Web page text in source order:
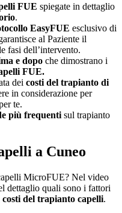
FUE spiegate in dettaglio
.
EasyFUE esclusivo di
al Paziente il
fasi dell’intervento.
e dopo che dimostrano i
FUE.
dei costi del trapianto di
in considerazione per
te.
più frequenti sul trapianto
a Cuneo
MicroFUE? Nel video
dettaglio quali sono i fattori
costi del trapianto capelli.